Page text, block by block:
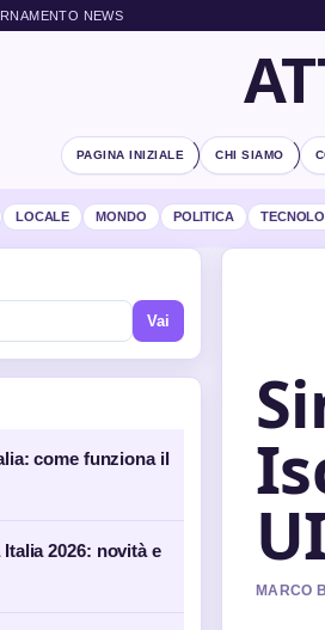
NEWS
PAGINA INIZIALE CHI SIAMO
LOCALE MONDO POLITICA
MARCO
Vai
come funziona il
2026: novità e